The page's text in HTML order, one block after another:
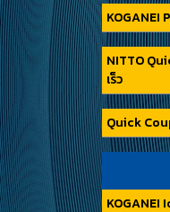
NITTO
เร็ว
Quick